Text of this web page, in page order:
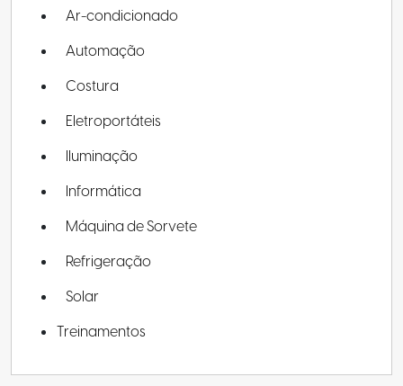
Ar-condicionado
Automação
Costura
Eletroportáteis
Iluminação
Informática
Máquina de Sorvete
Refrigeração
Solar
Treinamentos